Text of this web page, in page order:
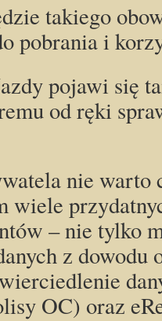
takiego
pobrania i
pojawi się
od ręki
nie warto
wiele
– nie tylko
z dowodu
OC) oraz